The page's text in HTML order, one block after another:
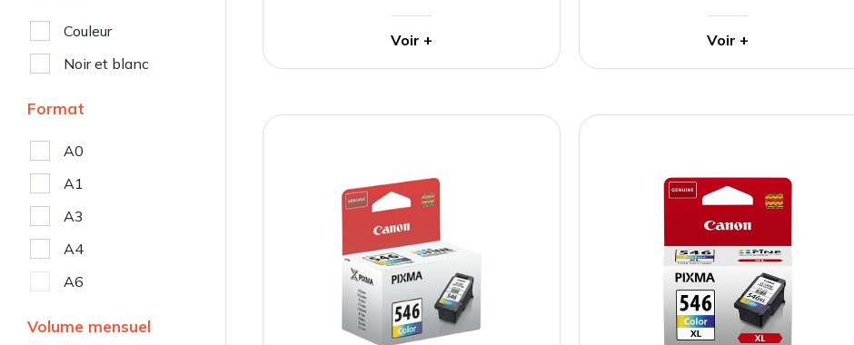
Couleur
Noir et blanc
Format
A0
A1
A3
A4
A6
Volume mensuel
Voir + Voir +